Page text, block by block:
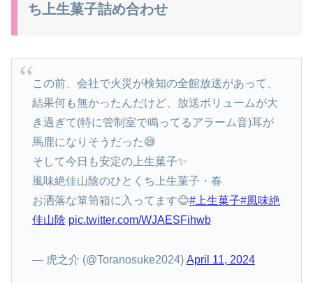
ち上生菓子詰め合わせ
この前、会社で火災が検知の全館放送があって、
結果何も無かったんだけど、放送ボリュームが大
き過ぎて(特に管制室で鳴ってるアラーム音)耳が
馬鹿になりそうだった😅
そして今日も安定の上生菓子✨
風味絶佳山陰のひとくち上生菓子・春
お洒落な箪笥箱に入ってます😊#上生菓子#風味絶
佳山陰 pic.twitter.com/WJAESFihwb
— 虎之介 (@Toranosuke2024) April 11, 2024